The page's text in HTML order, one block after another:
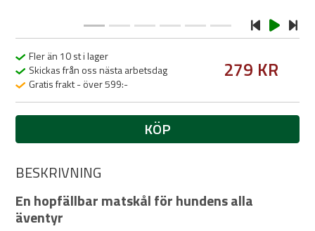
Fler än 10 st i lager
Skickas från oss nästa arbetsdag
Gratis frakt - över 599:-
279 KR
KÖP
BESKRIVNING
En hopfällbar matskål för hundens alla
äventyr